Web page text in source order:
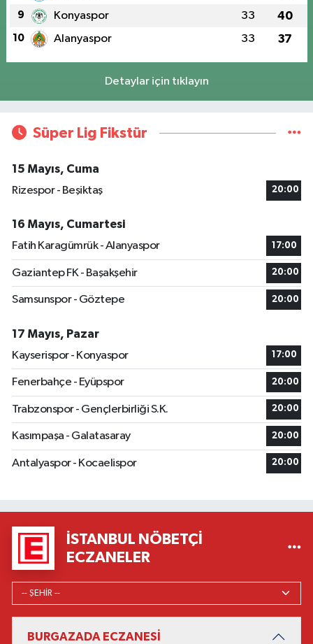
9 Konyaspor 33 40
10 Alanyaspor 33 37
Detaylar için tıklayın
Süper Lig Fikstür
15 Mayıs, Cuma
Rizespor - Beşiktaş
20:00
16 Mayıs, Cumartesi
Fatih Karagümrük - Alanyaspor
17:00
Gaziantep FK - Başakşehir 20:00
Samsunspor - Göztepe 20:00
17 Mayıs, Pazar
Kayserispor - Konyaspor
17:00
Fenerbahçe - Eyüpspor 20:00
Trabzonspor - Gençlerbirliği S.K. 20:00
Kasımpaşa - Galatasaray 20:00
Antalyaspor - Kocaelispor 20:00
İSTANBUL NÖBETÇI
ECZANELER
BURGAZADA ECZANESİ